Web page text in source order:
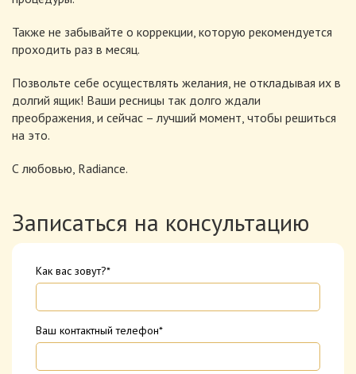
Также не забывайте о коррекции, которую рекомендуется
проходить раз в месяц.
Позвольте себе осуществлять желания, не откладывая их в
долгий ящик! Ваши ресницы так долго ждали
преображения, и сейчас – лучший момент, чтобы решиться
на это.
С любовью, Radiance.
Записаться на консультацию
Как вас зовут?*
Ваш контактный телефон*